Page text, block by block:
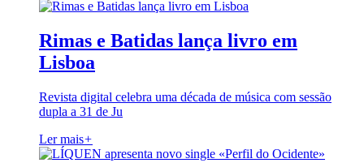
Rimas e Batidas lança livro em
Lisboa
Revista digital celebra uma década de música com sessão
dupla a 31 de Ju
Ler mais+